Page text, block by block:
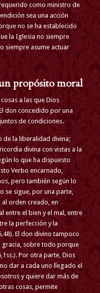
como ministro de
sea una acción
no se ha establecido
la Iglesia no siempre
siempre asume actuar
propósito moral
a las que Dios
don concedido por una
de condiciones.
de la liberalidad divina;
divina con vistas a la
lo que ha dispuesto
Verbo encarnado,
pero también según lo
se sigue, por una parte,
orden creado, en
entre el bien y el mal, entre
la perfección y la
El don divino tampoco
gracia, sobre todo porque
Por otra parte, Dios
dar a cada uno llegado el
y quiere dar más de
cosas, permite